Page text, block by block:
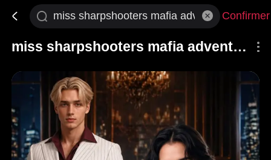
Confirmer
miss sharpshooters mafia adventure